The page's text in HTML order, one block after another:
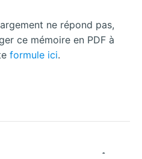
ne répond pas,
ce mémoire en PDF à
formule ici.